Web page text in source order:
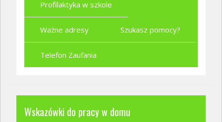
Profilaktyka w szkole
Ważne adresy Szukasz pomocy?
Telefon Zaufania
Wskazówki do pracy w domu